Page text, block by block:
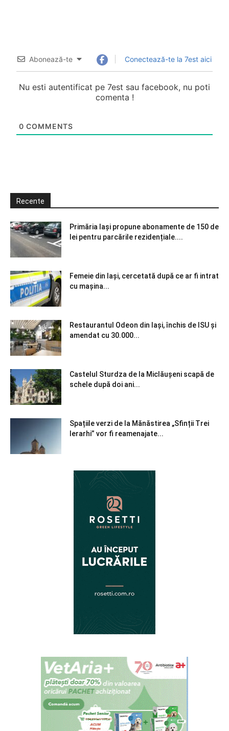
Abonează-te Conectează-te la 7est aici
Nu esti autentificat pe 7est sau facebook, nu poti
comenta !
0 COMMENTS
Recente
Primăria Iași propune abonamente de 150 de
lei pentru parcările rezidențiale....
Femeie din Iași, cercetată după ce ar fi intrat
cu mașina...
Restaurantul Odeon din Iași, închis de ISU și
amendat cu 30.000...
Castelul Sturdza de la Miclăușeni scapă de
schele după doi ani...
Spațiile verzi de la Mănăstirea „Sfinții Trei
Ierarhi” vor fi reamenajate...